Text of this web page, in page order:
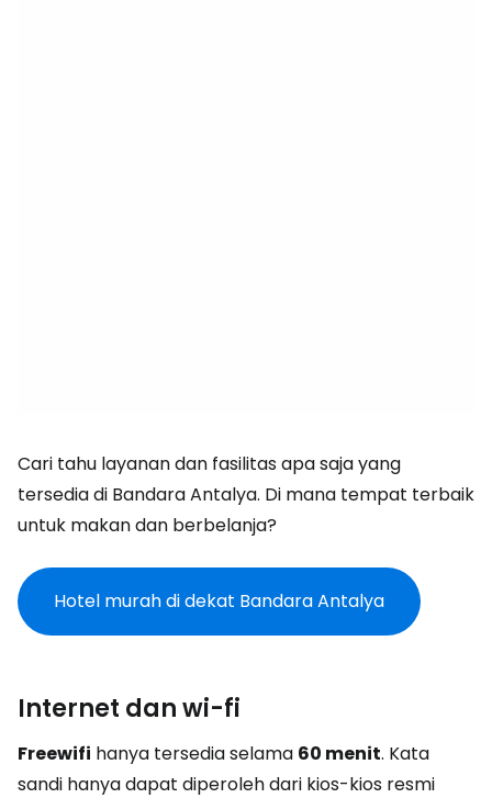
Cari tahu layanan dan fasilitas apa saja yang
tersedia di Bandara Antalya. Di mana tempat terbaik
untuk makan dan berbelanja?
Hotel murah di dekat Bandara Antalya
Internet dan wi-fi
Freewifi hanya tersedia selama 60 menit. Kata
sandi hanya dapat diperoleh dari kios-kios resmi